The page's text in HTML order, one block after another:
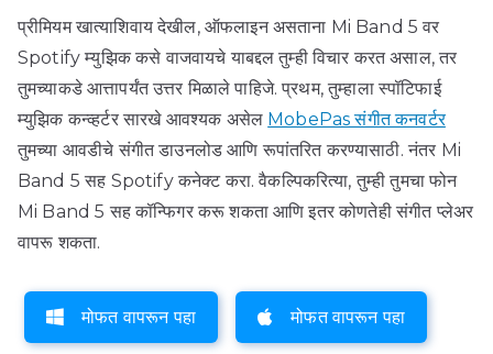
प्रीमियम खात्याशिवाय देखील, ऑफलाइन असताना Mi Band 5 वर
Spotify म्युझिक कसे वाजवायचे याबद्दल तुम्ही विचार करत असाल, तर
तुमच्याकडे आत्तापर्यंत उत्तर मिळाले पाहिजे. प्रथम, तुम्हाला स्पॉटिफाई
म्युझिक कन्व्हर्टर सारखे आवश्यक असेल MobePas संगीत कनवर्टर
तुमच्या आवडीचे संगीत डाउनलोड आणि रूपांतरित करण्यासाठी. नंतर Mi
Band 5 सह Spotify कनेक्ट करा. वैकल्पिकरित्या, तुम्ही तुमचा फोन
Mi Band 5 सह कॉन्फिगर करू शकता आणि इतर कोणतेही संगीत प्लेअर
वापरू शकता.
मोफत वापरून पहा मोफत वापरून पहा